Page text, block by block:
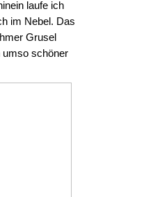
laufe ich
im Nebel. Das
Grusel
umso schöner